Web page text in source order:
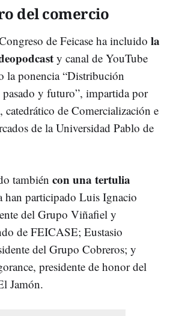
del comercio
de Feicase ha incluido la
y canal de YouTube
la ponencia “Distribución
pasado y futuro”, impartida por
catedrático de Comercialización e
de la Universidad Pablo de
también con una tertulia
han participado Luis Ignacio
del Grupo Viñafiel y
de FEICASE; Eustasio
del Grupo Cobreros; y
presidente de honor del
Jamón.